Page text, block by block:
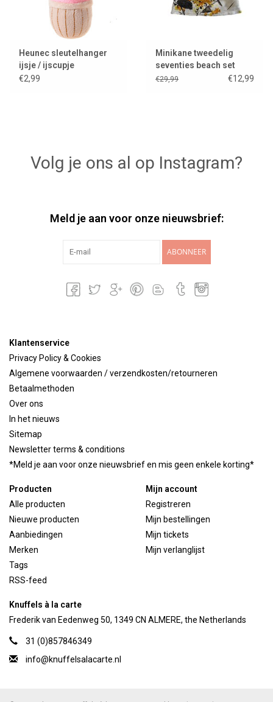
Heunec sleutelhanger
ijsje / ijscupje
€2,99
Minikane tweedelig
seventies beach set
Mimosa voor de Gordi
€29,99 €12,99
Volg je ons al op Instagram?
Meld je aan voor onze nieuwsbrief:
ABONNEER
Klantenservice
Privacy Policy & Cookies
Algemene voorwaarden / verzendkosten/retourneren
Betaalmethoden
Over ons
In het nieuws
Sitemap
Newsletter terms & conditions
*Meld je aan voor onze nieuwsbrief en mis geen enkele korting*
Producten
Alle producten
Nieuwe producten
Aanbiedingen
Merken
Tags
RSS-feed
Mijn account
Registreren
Mijn bestellingen
Mijn tickets
Mijn verlanglijst
Knuffels à la carte
Frederik van Eedenweg 50, 1349 CN ALMERE, the Netherlands
31 (0)857846349
info@knuffelsalacarte.nl